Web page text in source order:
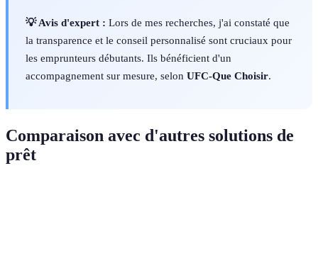
💡 Avis d'expert : Lors de mes recherches, j'ai constaté que
la transparence et le conseil personnalisé sont cruciaux pour
les emprunteurs débutants. Ils bénéficient d'un
accompagnement sur mesure, selon UFC-Que Choisir.
Comparaison avec d'autres solutions de
prêt